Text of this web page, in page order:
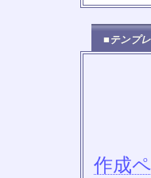
■テンプ
作成